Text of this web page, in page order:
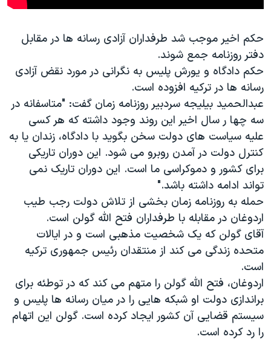
حکم اخیر موجب شد طرفداران آزادی رسانه ها در مقابل
دفتر روزنامه جمع شوند.
حکم دادگاه و یورش پلیس به نگرانی در مورد نقض آزادی
رسانه ها در ترکیه افزوده است.
عبدالحمید بیلیجه سردبیر روزنامه زمان گفت: "متاسفانه در
سه چها ر سال اخیر این روند وجود داشته که هر کسی
علیه سیاست های دولت سخن بگوید با دادگاه، زندان یا به
کنترل دولت در آمدن روبرو می شود. این دوران تاریکی
برای کشور و دموکراسی ما است. این دوران تاریک نمی
تواند ادامه داشته باشد."
حمله به روزنامه زمان بخشی از تلاش دولت رجب طیب
اردوغان در مقابله با طرفداران فتح الله گولن است.
آقای گولن که یک شخصیت مذهبی است و در ایالات
متحده زندگی می کند از منتقدان رئیس جمهوری ترکیه
است.
اردوغان، فتح الله گولن را متهم می کند که در توطئه برای
براندازی دولت او شبکه هایی را در میان رسانه ها پلیس و
سیستم قضایی آن کشور ایجاد کرده است. گولن این اتهام
را رد کرده است.